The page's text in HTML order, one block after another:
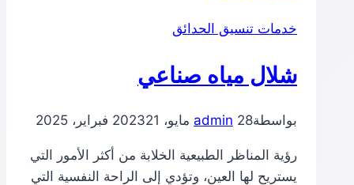
خدمات تنسيق الحدائق
شلال مياه صناعي
بواسطة admin 28 مايو، 2023 21 فبراير، 2025
رؤية المناظر الطبيعية الخلابة من أكثر الأمور التي
يستريح لها العين، وتؤدي إلى الراحة النفسية التي